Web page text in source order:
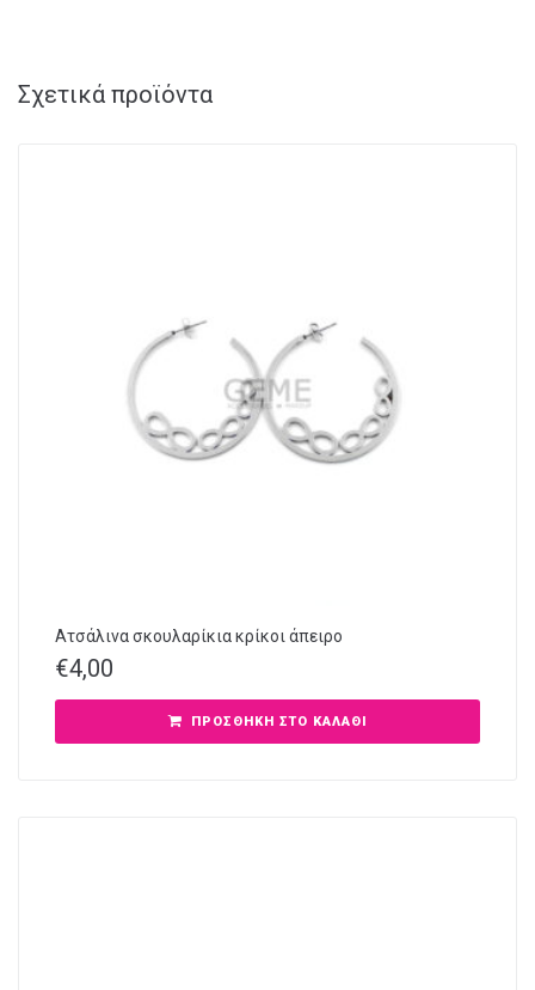
Σχετικά προϊόντα
Ατσάλινα σκουλαρίκια κρίκοι άπειρο
€4,00
ΠΡΟΣΘΉΚΗ ΣΤΟ ΚΑΛΆΘΙ